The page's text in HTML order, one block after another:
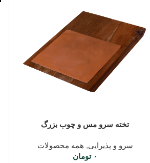
شود
ی بینظیر ارامش بخش
لاله زار است
افزودن به سبد خرید
تخته سرو مس و چوب بزرگ
سرو و پذیرایی, همه محصولات
۰ تومان